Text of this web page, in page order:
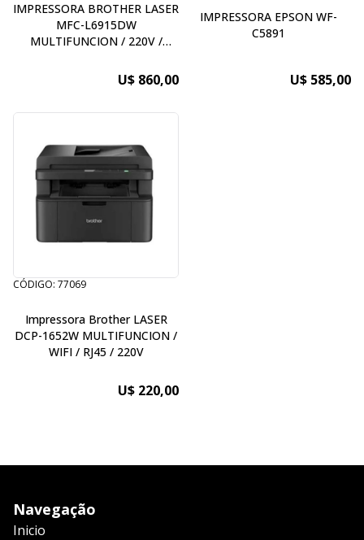
IMPRESSORA BROTHER LASER
MFC-L6915DW
MULTIFUNCION / 220V /
U$ 860,00
IMPRESSORA EPSON WF-
C5891
U$ 585,00
CÓDIGO: 77069
Impressora Brother LASER
DCP-1652W MULTIFUNCION /
WIFI / RJ45 / 220V
U$ 220,00
Navegação
Inicio